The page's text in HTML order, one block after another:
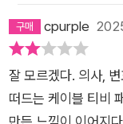
들만의 ‘동굴’에 숨
을 심화해간다. 중년
리듯 생을 등진다.
자의 넷 중 셋이 남성
인 역시 자살이었다.
cpurple
잘 모르겠다. 의사,
떠드는 케이블 티비